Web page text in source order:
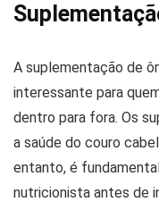
A suplementação de
interessante para
dentro para fora. Os
a saúde do couro
entanto, é
nutricionista antes de